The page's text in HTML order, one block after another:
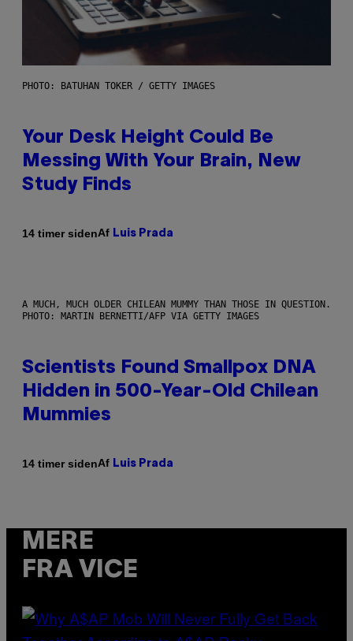
PHOTO: BATUHAN TOKER / GETTY IMAGES
Your Desk Height Could Be
Messing With Your Brain, New
Study Finds
14 timer sidenAf Luis Prada
A MUCH, MUCH OLDER CHILEAN MUMMY THAN THOSE IN QUESTION.
PHOTO: MARTIN BERNETTI/AFP VIA GETTY IMAGES
Scientists Found Smallpox DNA
Hidden in 500-Year-Old Chilean
Mummies
14 timer sidenAf Luis Prada
MERE
FRA VICE